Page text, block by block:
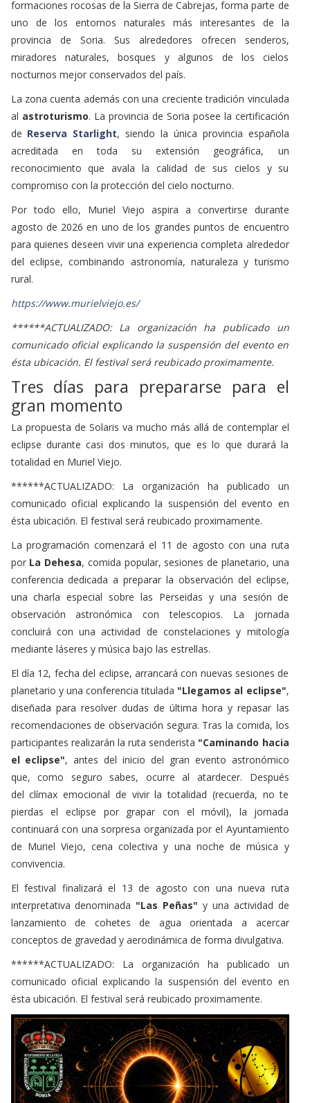
formaciones rocosas de la Sierra de Cabrejas, forma parte de
uno de los entornos naturales más interesantes de la
provincia de Soria. Sus alrededores ofrecen senderos,
miradores naturales, bosques y algunos de los cielos
nocturnos mejor conservados del país.
La zona cuenta además con una creciente tradición vinculada
al astroturismo. La provincia de Soria posee la certificación
de Reserva Starlight, siendo la única provincia española
acreditada en toda su extensión geográfica, un
reconocimiento que avala la calidad de sus cielos y su
compromiso con la protección del cielo nocturno.
Por todo ello, Muriel Viejo aspira a convertirse durante
agosto de 2026 en uno de los grandes puntos de encuentro
para quienes deseen vivir una experiencia completa alrededor
del eclipse, combinando astronomía, naturaleza y turismo
rural.
https://www.murielviejo.es/
******ACTUALIZADO: La organización ha publicado un
comunicado oficial explicando la suspensión del evento en
ésta ubicación. El festival será reubicado proximamente.
Tres días para prepararse para el
gran momento
La propuesta de Solaris va mucho más allá de contemplar el
eclipse durante casi dos minutos, que es lo que durará la
totalidad en Muriel Viejo.
******ACTUALIZADO: La organización ha publicado un
comunicado oficial explicando la suspensión del evento en
ésta ubicación. El festival será reubicado proximamente.
La programación comenzará el 11 de agosto con una ruta
por La Dehesa, comida popular, sesiones de planetario, una
conferencia dedicada a preparar la observación del eclipse,
una charla especial sobre las Perseidas y una sesión de
observación astronómica con telescopios. La jornada
concluirá con una actividad de constelaciones y mitología
mediante láseres y música bajo las estrellas.
El día 12, fecha del eclipse, arrancará con nuevas sesiones de
planetario y una conferencia titulada "Llegamos al eclipse",
diseñada para resolver dudas de última hora y repasar las
recomendaciones de observación segura. Tras la comida, los
participantes realizarán la ruta senderista "Caminando hacia
el eclipse", antes del inicio del gran evento astronómico
que, como seguro sabes, ocurre al atardecer. Después
del clímax emocional de vivir la totalidad (recuerda, no te
pierdas el eclipse por grapar con el móvil), la jornada
continuará con una sorpresa organizada por el Ayuntamiento
de Muriel Viejo, cena colectiva y una noche de música y
convivencia.
El festival finalizará el 13 de agosto con una nueva ruta
interpretativa denominada "Las Peñas" y una actividad de
lanzamiento de cohetes de agua orientada a acercar
conceptos de gravedad y aerodinámica de forma divulgativa.
******ACTUALIZADO: La organización ha publicado un
comunicado oficial explicando la suspensión del evento en
ésta ubicación. El festival será reubicado proximamente.